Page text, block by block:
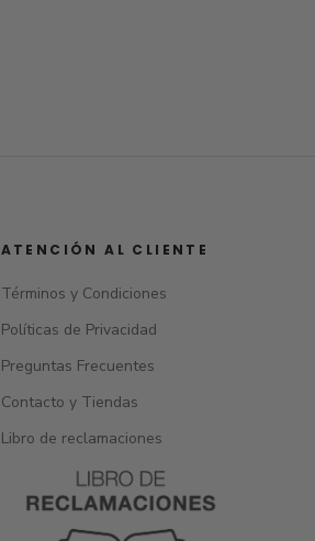
ATENCIÓN AL CLIENTE
Términos y Condiciones
Políticas de Privacidad
Preguntas Frecuentes
Contacto y Tiendas
Libro de reclamaciones